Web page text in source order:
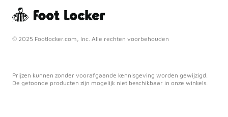
© 2025 Footlocker.com, Inc. Alle rechten voorbehouden
Prijzen kunnen zonder voorafgaande kennisgeving worden gewijzigd.
De getoonde producten zijn mogelijk niet beschikbaar in onze winkels.